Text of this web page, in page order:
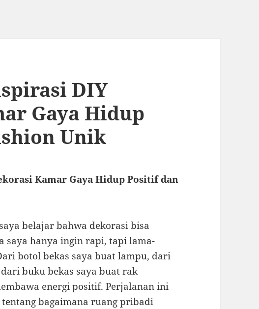
DIY
Gaya Hidup
Unik
Kamar Gaya Hidup Positif dan
belajar bahwa dekorasi bisa
saya hanya ingin rapi, tapi lama-
botol bekas saya buat lampu, dari
buku bekas saya buat rak
energi positif. Perjalanan ini
bagaimana ruang pribadi